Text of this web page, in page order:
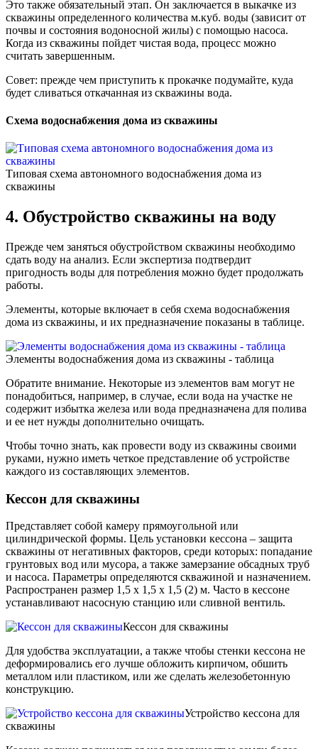
Это также обязательный этап. Он заключается в выкачке из
скважины определенного количества м.куб. воды (зависит от
почвы и состояния водоносной жилы) с помощью насоса.
Когда из скважины пойдет чистая вода, процесс можно
считать завершенным.
Совет: прежде чем приступить к прокачке подумайте, куда
будет сливаться откачанная из скважины вода.
Схема водоснабжения дома из скважины
Типовая схема автономного водоснабжения дома из
скважины
4. Обустройство скважины на воду
Прежде чем заняться обустройством скважины необходимо
сдать воду на анализ. Если экспертиза подтвердит
пригодность воды для потребления можно будет продолжать
работы.
Элементы, которые включает в себя схема водоснабжения
дома из скважины, и их предназначение показаны в таблице.
Элементы водоснабжения дома из скважины - таблица
Обратите внимание. Некоторые из элементов вам могут не
понадобиться, например, в случае, если вода на участке не
содержит избытка железа или вода предназначена для полива
и ее нет нужды дополнительно очищать.
Чтобы точно знать, как провести воду из скважины своими
руками, нужно иметь четкое представление об устройстве
каждого из составляющих элементов.
Кессон для скважины
Представляет собой камеру прямоугольной или
цилиндрической формы. Цель установки кессона – защита
скважины от негативных факторов, среди которых: попадание
грунтовых вод или мусора, а также замерзание обсадных труб
и насоса. Параметры определяются скважиной и назначением.
Распространен размер 1,5 х 1,5 х 1,5 (2) м. Часто в кессоне
устанавливают насосную станцию или сливной вентиль.
Кессон для скважины
Для удобства эксплуатации, а также чтобы стенки кессона не
деформировались его лучше обложить кирпичом, обшить
металлом или пластиком, или же сделать железобетонную
конструкцию.
Устройство кессона для
скважины